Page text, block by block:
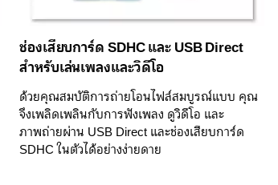
ช่องเสียบการ์ด SDHC และ USB Direct
สำหรับเล่นเพลงและวิดีโอ
ด้วยคุณสมบัติการถ่ายโอนไฟล์สมบูรณ์แบบ คุณ
จึงเพลิดเพลินกับการฟังเพลง ดูวิดีโอ และ
ภาพถ่ายผ่าน USB Direct และช่องเสียบการ์ด
SDHC ในตัวได้อย่างง่ายดาย